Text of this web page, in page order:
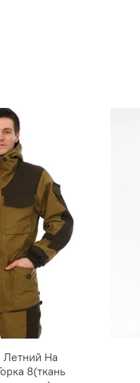
На
8(ткань